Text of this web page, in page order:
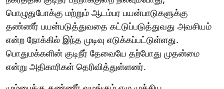
பொழுதுபோக்கு மற்றும் ஆடம்பர பயன்பாடுகளுக்கு
தண்ணீர் பயன்படுத்துவதை கட்டுப்படுத்துவது அவசியம்
என்ற நோக்கில் இந்த முடிவு எடுக்கப்பட்டுள்ளது.
பொதுமக்களின் குடிநீர் தேவையே தற்போது முதன்மை
என்று அதிகாரிகள் தெரிவித்துள்ளனர்.